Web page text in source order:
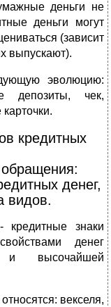
деньги не
деньги могут
(зависит
выпускают).
эволюцию:
депозиты, чек,
кредитных
денег,
видов.
кредитные знаки
денег
и высочайшей
векселя,